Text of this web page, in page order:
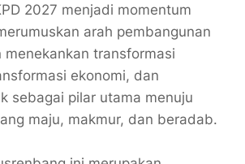
2027 menjadi momentum
arah pembangunan
menekankan transformasi
ekonomi, dan
sebagai pilar utama menuju
maju, makmur, dan beradab.